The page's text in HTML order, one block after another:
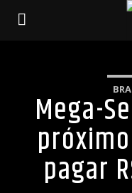
Mega-
pagar